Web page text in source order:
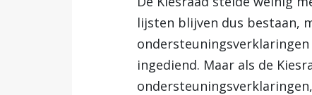
lijsten blijven dus bestaan,
ingediend. Maar als de